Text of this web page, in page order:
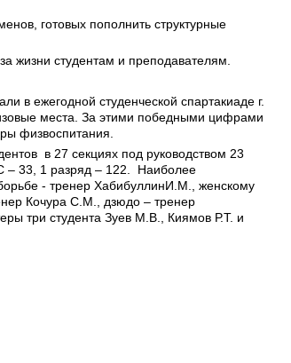
готовых пополнить структурные
жизни студентам и преподавателям.
в ежегодной студенческой спартакиаде г.
места. За этими победными цифрами
физвоспитания.
в 27 секциях под руководством 23
– 33, 1 разряд – 122. Наиболее
- тренер ХабибуллинИ.М., женскому
Кочура С.М., дзюдо – тренер
три студента Зуев М.В., Киямов Р.Т. и